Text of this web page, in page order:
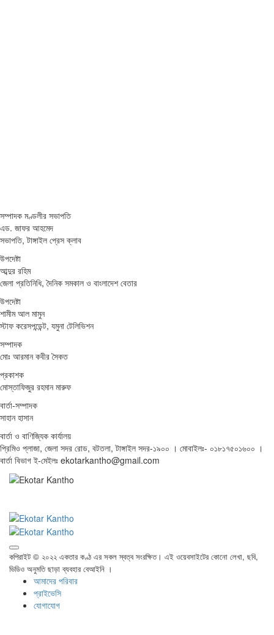
সম্পাদক মণ্ডলীর সভাপতি
এড. জাফর আহমেদ
সভাপতি, টাঙ্গাইল প্রেস ক্লাব
উপদেষ্টা
আব্দুর রহিম
জেলা প্রতিনিধি, দৈনিক সমকাল ও বাংলাদেশ বেতার
উপদেষ্টা
শামীম আল মামুন
স্টাফ করেসপন্ডেন্ট, যমুনা টেলিভিশন
সম্পাদক
মোঃ আরমান কবীর সৈকত
প্রকাশক
মোস্তাফিজুর রহমান মারুফ
বার্তা-সম্পাদক
সাহান হাসান
বার্তা ও বাণিজ্যিক কার্যালয়
প্রিমিও প্লাজা, জেলা সদর রোড, বটতলা, টাঙ্গাইল সদর-১৯০০ । মোবাইলঃ- ০১৮১৭৫০১৬০০ ।
বার্তা বিভাগ ই-মেইলঃ ekotarkantho@gmail.com
কপিরাইট © ২০২২ একতার কণ্ঠ এর সকল স্বত্ব সংরক্ষিত। এই ওয়েবসাইটের কোনো লেখা, ছবি,
ভিডিও অনুমতি ছাড়া ব্যবহার বেআইনি ।
আমাদের পরিবার
প্রাইভেসি
যোগাযোগ